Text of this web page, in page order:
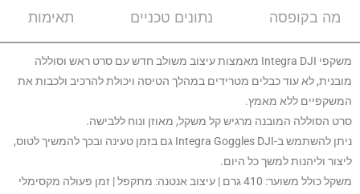
U
מה בקופסה נתונים טכניים תאימות
משקפי Integra DJI מאמצות עיצוב משולב חדש עם סרט ראש וסוללה
מובנית, לא עוד כבלים מטרידים במהלך הטיסה ויכולת להרכיב ולכבות את
המשקפיים ללא מאמץ.
סרט הסוללה המובנה מרגיש קל משקל, מאוזן ונוח ללבישה.
ניתן להשתמש ב-Integra Goggles DJI גם בזמן טעינה ובכך להמשיך לטוס,
ליצור וליהנות למשך כל היום.
משקל כולל משוער: 410 גרם | עיצוב אנטנה: מתקפל | זמן פעולה מקסימלי